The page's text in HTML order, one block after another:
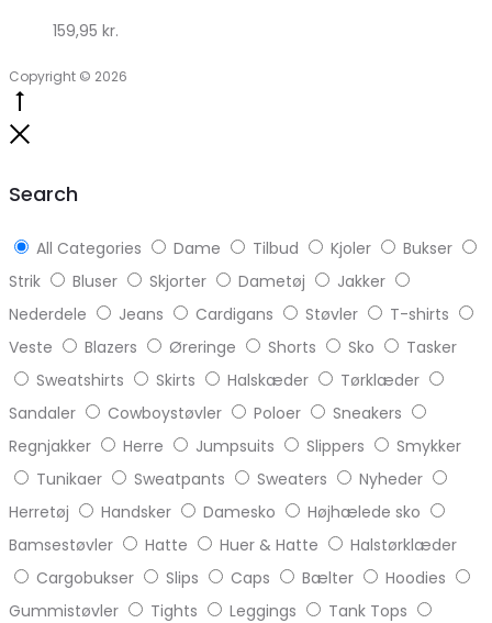
159,95 kr.
Copyright © 2026
Search
All Categories Dame Tilbud Kjoler
Bukser
Strik
Bluser Skjorter Dametøj
Jakker
Nederdele
Jeans Cardigans Støvler
T-shirts
Veste
Blazers Øreringe Shorts Sko
Tasker
Sweatshirts
Skirts Halskæder
Tørklæder
Sandaler
Cowboystøvler Poloer
Sneakers
Regnjakker
Herre Jumpsuits Slippers
Smykker
Tunikaer
Sweatpants Sweaters
Nyheder
Herretøj
Handsker Damesko
Højhælede sko
Bamsestøvler
Hatte Huer & Hatte
Halstørklæder
Cargobukser
Slips Caps Bælter
Hoodies
Gummistøvler
Tights Leggings
Tank Tops